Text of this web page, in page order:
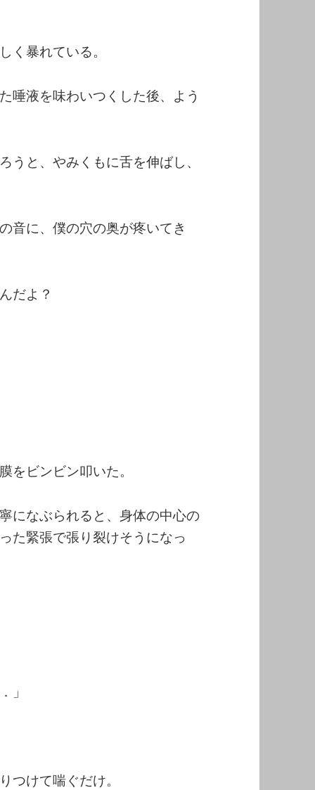
く暴れている。
唾液を味わいつくした後、よう
うと、やみくもに舌を伸ばし、
音に、僕の穴の奥が疼いてき
だよ？
をビンビン叩いた。
になぶられると、身体の中心の
た緊張で張り裂けそうになっ
」
つけて喘ぐだけ。